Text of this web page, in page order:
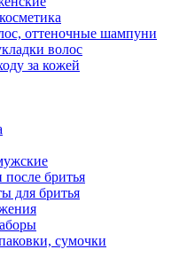
оттеночные шампуни
волос
за кожей
после бритья
для бритья
сумочки